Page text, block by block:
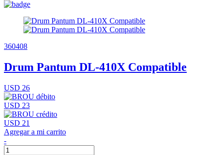
360408
Drum Pantum DL-410X Compatible
USD 26
USD 23
USD 21
Agregar a mi carrito
-